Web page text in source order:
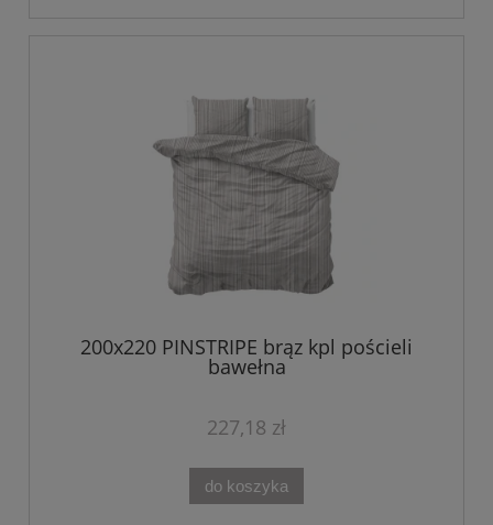
200x220 PINSTRIPE brąz kpl pościeli
bawełna
227,18 zł
do koszyka